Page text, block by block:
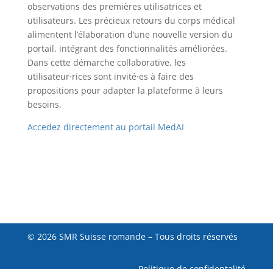
observations des premières utilisatrices et
utilisateurs. Les précieux retours du corps médical
alimentent l’élaboration d’une nouvelle version du
portail, intégrant des fonctionnalités améliorées.
Dans cette démarche collaborative, les
utilisateur·rices sont invité·es à faire des
propositions pour adapter la plateforme à leurs
besoins.
Accedez directement au portail MedAI
© 2026 SMR Suisse romande – Tous droits réservés